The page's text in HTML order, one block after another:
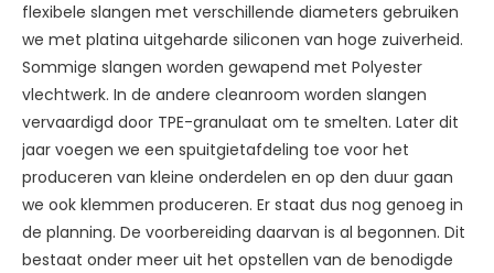
flexibele slangen met verschillende diameters gebruiken
we met platina uitgeharde siliconen van hoge zuiverheid.
Sommige slangen worden gewapend met Polyester
vlechtwerk. In de andere cleanroom worden slangen
vervaardigd door TPE-granulaat om te smelten. Later dit
jaar voegen we een spuitgietafdeling toe voor het
produceren van kleine onderdelen en op den duur gaan
we ook klemmen produceren. Er staat dus nog genoeg in
de planning. De voorbereiding daarvan is al begonnen. Dit
bestaat onder meer uit het opstellen van de benodigde